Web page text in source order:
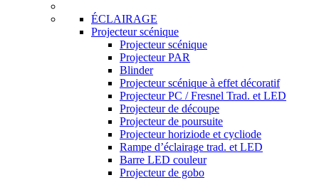
ÉCLAIRAGE
Projecteur scénique
Projecteur scénique
Projecteur PAR
Blinder
Projecteur scénique à effet décoratif
Projecteur PC / Fresnel Trad. et LED
Projecteur de découpe
Projecteur de poursuite
Projecteur horiziode et cycliode
Rampe d’éclairage trad. et LED
Barre LED couleur
Projecteur de gobo